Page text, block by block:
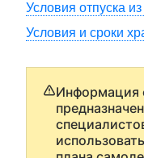
Условия отпуска из
Условия и сроки
Информация